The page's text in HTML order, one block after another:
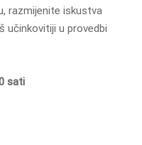
razmijenite iskustva
učinkovitiji u provedbi
sati